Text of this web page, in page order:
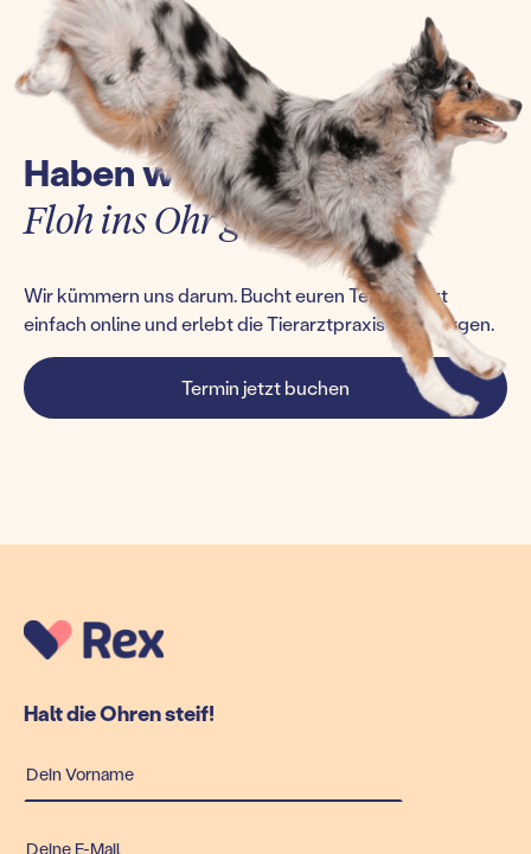
Haben wir euch einen
Floh ins Ohr gesetzt?
Wir kümmern uns darum. Bucht euren Termin jetzt
einfach online und erlebt die Tierarztpraxis von morgen.
Termin jetzt buchen
Halt die Ohren steif!